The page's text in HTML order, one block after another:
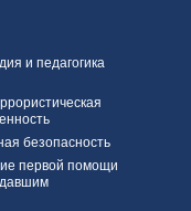
и педагогика
безопасность
первой помощи